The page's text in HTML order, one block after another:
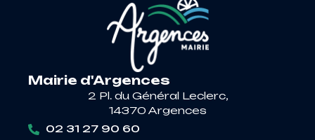
Mairie d'Argences
2 Pl. du Général Leclerc,
14370 Argences
02 31 27 90 60